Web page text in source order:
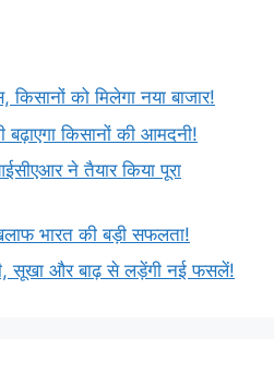
को मिलेगा नया बाजार!
किसानों की आमदनी!
ने तैयार किया पूरा
भारत की बड़ी सफलता!
सूखा और बाढ़ से लड़ेंगी नई फसलें!